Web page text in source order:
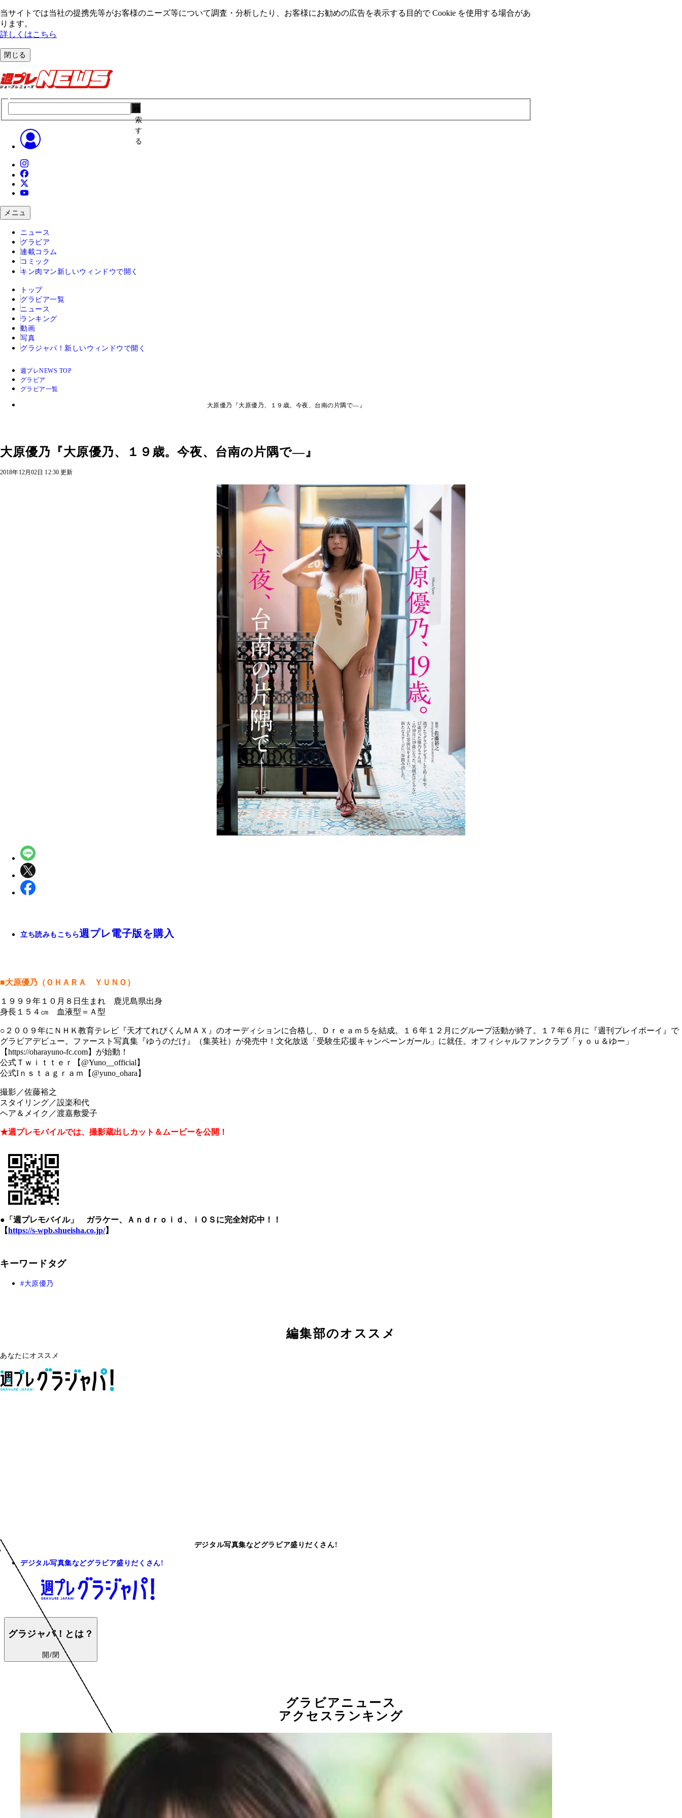
当サイトでは当社の提携先等がお客様のニーズ等について調査・分析したり、お客様にお勧めの広告を表⽰する⽬的で Cookie を使⽤する場合があ
ります。
詳しくはこちら
閉じる
索
す
る
メニュ
ニュース
グラビア
連載コラム
コミック
キン肉マン 新しいウィンドウで開く
トップ
グラビア一覧
ニュース
ランキング
動画
写真
グラジャパ！ 新しいウィンドウで開く
週プレNEWS TOP
グラビア
グラビア一覧
大原優乃『大原優乃、１９歳。今夜、台南の片隅で―』
大原優乃『大原優乃、１９歳。今夜、台南の片隅で―』
2018年12月02日 12:30 更新
立ち読みもこちら週プレ電子版を購入
■大原優乃（ＯＨＡＲＡ ＹＵＮＯ）
１９９９年１０月８日生まれ 鹿児島県出身
身長１５４㎝ 血液型＝Ａ型
○２００９年にＮＨＫ教育テレビ『天才てれびくんＭＡＸ』のオーディションに合格し、Ｄｒｅａｍ５を結成。１６年１２月にグループ活動が終了。１７年６月に『週刊プレイボーイ』で
グラビアデビュー。ファースト写真集『ゆうのだけ』（集英社）が発売中！文化放送「受験生応援キャンペーンガール」に就任。オフィシャルファンクラブ「ｙｏｕ＆ゆー」
【https://oharayuno-fc.com】が始動！
公式Ｔｗｉｔｔｅｒ【@Yuno__official】
公式Iｎｓｔａｇｒａｍ【@yuno_ohara】
撮影／佐藤裕之
スタイリング／設楽和代
ヘア＆メイク／渡嘉敷愛子
★週プレモバイルでは、撮影蔵出しカット＆ムービーを公開！
●「週プレモバイル」 ガラケー、Ａｎｄｒｏｉｄ、ｉＯＳに完全対応中！！
【https://s-wpb.shueisha.co.jp/】
キーワードタグ
大原優乃
編集部のオススメ
あなたにオススメ
デジタル写真集などグラビア盛りだくさん!
デジタル写真集などグラビア盛りだくさん!
グラジャパ！とは？
開/閉
グラビアニュース
アクセスランキング